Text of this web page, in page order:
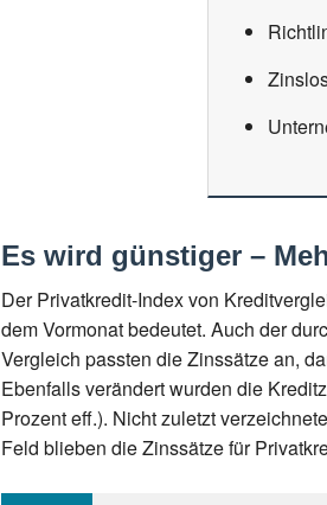
Es wird günstiger –
Der Privatkredit-Index von
dem Vormonat bedeutet. Auch der
Vergleich passten die Zinssätze an,
Ebenfalls verändert wurden die
Prozent eff.). Nicht zuletzt
Feld blieben die Zinssätze für